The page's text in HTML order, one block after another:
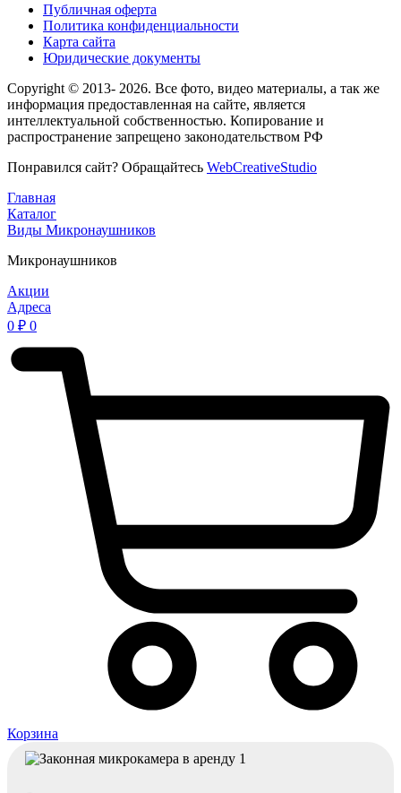
Публичная оферта
Политика конфиденциальности
Карта сайта
Юридические документы
Copyright © 2013- 2026. Все фото, видео материалы, а так же
информация предоставленная на сайте, является
интеллектуальной собственностью. Копирование и
распространение запрещено законодательством РФ
Понравился сайт? Обращайтесь WebСreativeStudio
Главная
Каталог
Виды Микронаушников
Микронаушников
Акции
Адреса
0 ₽ 0
Корзина